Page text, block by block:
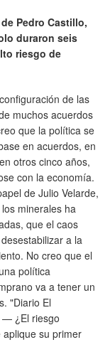
Pedro Castillo,
duraron seis
riesgo de
de las
muchos acuerdos
que la política se
en acuerdos, en
otros cinco años,
con la economía.
de Julio Velarde,
minerales ha
que el caos
a la
No creo que el
política
va a tener un
"Diario El
— ¿El riesgo
su primer